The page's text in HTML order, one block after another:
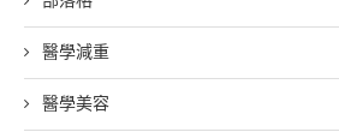
醫學減重
醫學美容